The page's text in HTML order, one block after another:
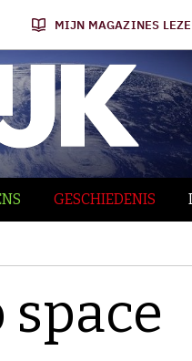
MIJN MAGAZINES
GESCHIEDENIS
space